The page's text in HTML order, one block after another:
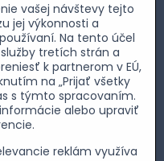
vašej návštevy tejto
jej výkonnosti a
Na tento účel
tretích strán a
k partnerom v EÚ,
na „Prijať všetky
s týmto spracovaním.
alebo upraviť
reklám využíva